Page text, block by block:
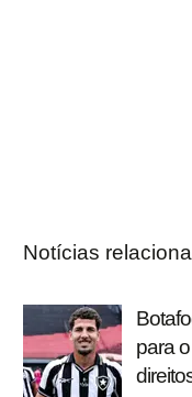
Notícias
para